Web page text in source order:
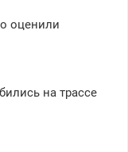
оценили
на трассе